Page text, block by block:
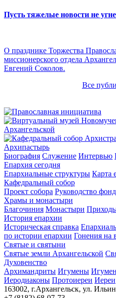
Пусть тяжелые новости не
О празднике Торжества
миссионерского отдела
Евгений Соколов.
Все
Архипастырь
Биография Служение Интервью
Епархия сегодня
Епархиальные структуры Карта
Кафедральный собор
Проект собора Руководство
Храмы и монастыри
Благочиния Монастыри
История епархии
Историческая справка
по истории епархии Гонения на
Святые и святыни
Святые земли Архангельской
Духовенство
Архимандриты Игумены
Иеродиаконы Протоиереи Иереи
163002, г.Архангельск, ул.